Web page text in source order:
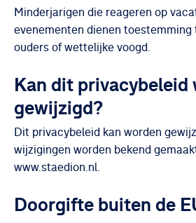
Minderjarigen die reageren op
evenementen dienen toestemming
ouders of wettelijke voogd.
Kan dit privacybeleid
gewijzigd?
Dit privacybeleid kan worden
wijzigingen worden bekend
www.staedion.nl.
Doorgifte buiten de